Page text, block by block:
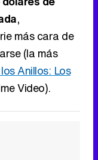
,
más cara de
(la más
Anillos: Los
Video).